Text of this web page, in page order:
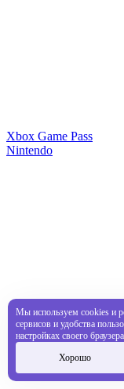
Xbox Game Pass
Nintendo
Мы используем cookies и
сервисов и удобства
настройках своего
Хорошо